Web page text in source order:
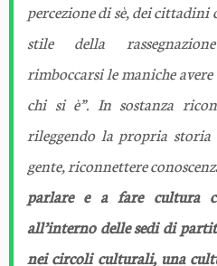
percezione di sè, dei cittadini
stile della
rimboccarsi le maniche
chi si è”. In sostanza
rileggendo la propria
gente, riconnettere
parlare e a fare cultura
all’interno delle sedi di
nei circoli culturali, una